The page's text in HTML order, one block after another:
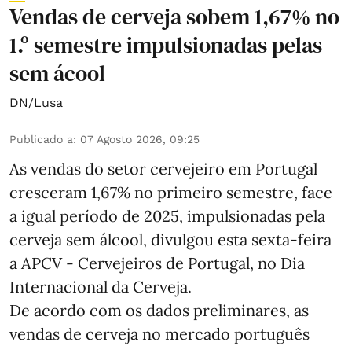
Vendas de cerveja sobem 1,67% no
1.º semestre impulsionadas pelas
sem ácool
DN/Lusa
Publicado a: 07 Agosto 2026, 09:25
As vendas do setor cervejeiro em Portugal
cresceram 1,67% no primeiro semestre, face
a igual período de 2025, impulsionadas pela
cerveja sem álcool, divulgou esta sexta-feira
a APCV - Cervejeiros de Portugal, no Dia
Internacional da Cerveja.
De acordo com os dados preliminares, as
vendas de cerveja no mercado português